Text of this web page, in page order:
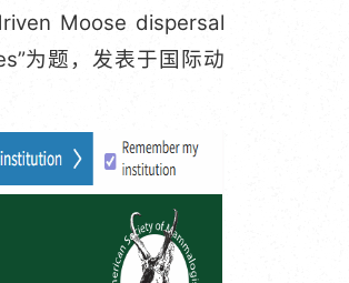
Moose dispersal
为题，发表于国际动